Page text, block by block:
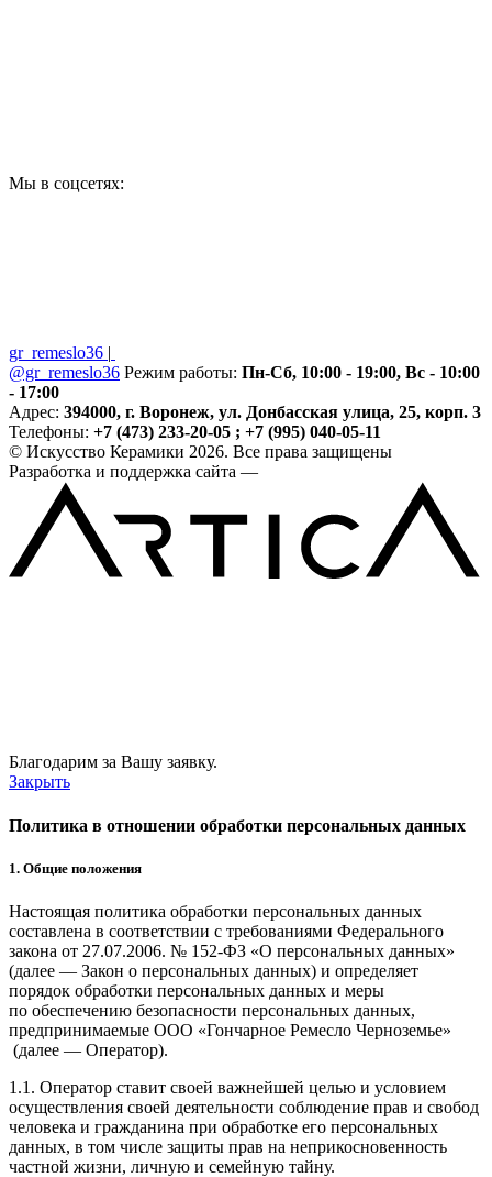
Мы в соцсетях:
gr_remeslo36 |
@gr_remeslo36 Режим работы: Пн-Сб, 10:00 - 19:00, Вс - 10:00
- 17:00
Адрес: 394000, г. Воронеж, ул. Донбасская улица, 25, корп. 3
Телефоны: +7 (473) 233-20-05 ; +7 (995) 040-05-11
© Искусство Керамики 2026. Все права защищены
Разработка и поддержка сайта —
Благодарим за Вашу заявку.
Закрыть
Политика в отношении обработки персональных данных
1. Общие положения
Настоящая политика обработки персональных данных
составлена в соответствии с требованиями Федерального
закона от 27.07.2006. № 152-ФЗ «О персональных данных»
(далее — Закон о персональных данных) и определяет
порядок обработки персональных данных и меры
по обеспечению безопасности персональных данных,
предпринимаемые ООО «Гончарное Ремесло Черноземье»
(далее — Оператор).
1.1. Оператор ставит своей важнейшей целью и условием
осуществления своей деятельности соблюдение прав и свобод
человека и гражданина при обработке его персональных
данных, в том числе защиты прав на неприкосновенность
частной жизни, личную и семейную тайну.